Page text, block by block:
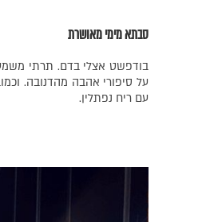
סבתא מימי מאושרת
בודפשט אצלי בדם. תרתי
על סיפורי אהבה מהדנובה.
עם ריח נפתלין.